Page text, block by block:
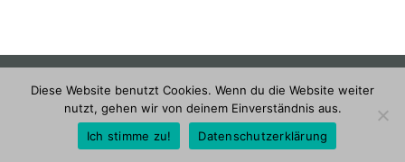
DATENSCHUTZERKLÄRUNG KONTAKT & IMPRESSUM
(c) 2026 Dorfgemeinschaft Rohr & Rinnberg
Diese Website benutzt Cookies. Wenn du die Website weiter
nutzt, gehen wir von deinem Einverständnis aus.
Ich stimme zu!
Datenschutzerklärung